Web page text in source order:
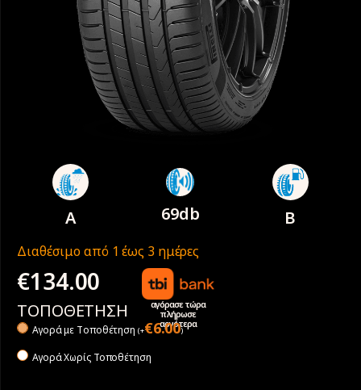
A 69db B
Διαθέσιμο από 1 έως 3 ημέρες
€134.00
αγόρασε τώρα
πλήρωσε
αργότερα
ΤΟΠΟΘΕΤΗΣΗ
Αγορά με Tοποθέτηση (+€6.00)
Αγορά Χωρίς Τοποθέτηση